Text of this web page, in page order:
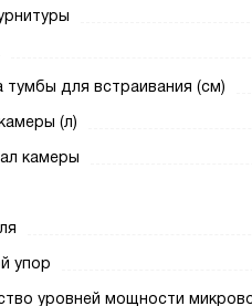
тумбы для встраивания (см)
(л)
камеры
упор
уровней мощности